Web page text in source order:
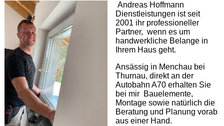
Andreas Hoffmann
Dienstleistungen ist seit
2001 ihr professioneller
Partner, wenn es um
handwerkliche Belange in
Ihrem Haus geht.
Ansässig in Menchau bei
Thurnau, direkt an der
Autobahn A70 erhalten Sie
bei mir Bauelemente,
Montage sowie natürlich die
Beratung und Planung vorab
aus einer Hand.